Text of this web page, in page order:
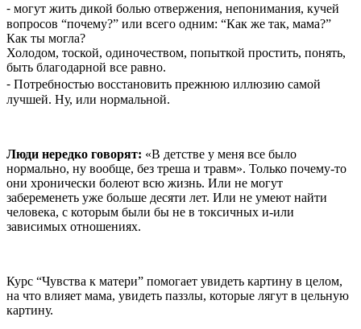
⁃ могут жить дикой болью отвержения, непонимания, кучей
вопросов “почему?” или всего одним: “Как же так, мама?”
Как ты могла?
Холодом, тоской, одиночеством, попыткой простить, понять,
быть благодарной все равно.
⁃ Потребностью восстановить прежнюю иллюзию самой
лучшей. Ну, или нормальной.
Люди нередко говорят: «В детстве у меня все было
нормально, ну вообще, без треша и травм». Только почему-то
они хронически болеют всю жизнь. Или не могут
забеременеть уже больше десяти лет. Или не умеют найти
человека, с которым были бы не в токсичных и-или
зависимых отношениях.
Курс “Чувства к матери” помогает увидеть картину в целом,
на что влияет мама, увидеть паззлы, которые лягут в цельную
картину.